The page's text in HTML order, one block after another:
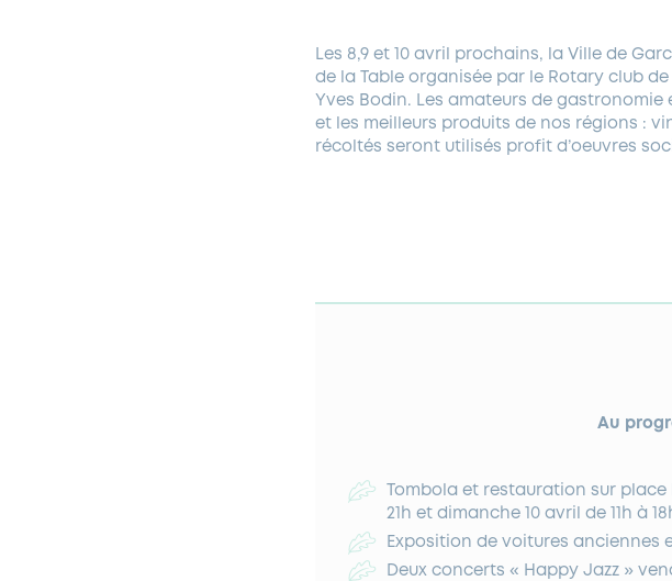
Les 8,9 et 10 avril prochains, la Ville de
de la Table organisée par le Rotary club
Yves Bodin. Les amateurs de
et les meilleurs produits de nos régions :
récoltés seront utilisés profit d’oeuvres
Au
Tombola et restauration sur place
21h et dimanche 10 avril de 11h à
Exposition de voitures anciennes
Deux concerts « Happy Jazz »